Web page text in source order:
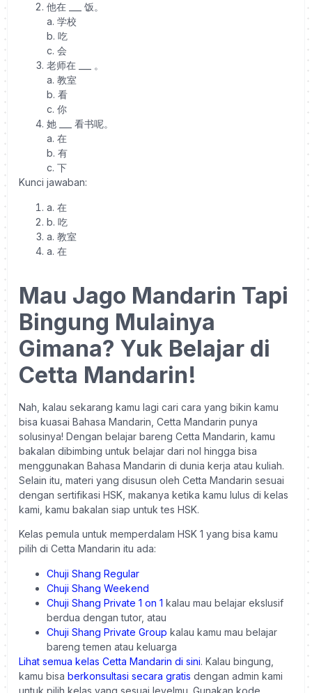
他在 ___ 饭。
a. 学校
b. 吃
c. 会
老师在 ___ 。
a. 教室
b. 看
c. 你
她 ___ 看书呢。
a. 在
b. 有
c. 下
Kunci jawaban:
a. 在
b. 吃
a. 教室
a. 在
Mau Jago Mandarin Tapi
Bingung Mulainya
Gimana? Yuk Belajar di
Cetta Mandarin!
Nah, kalau sekarang kamu lagi cari cara yang bikin kamu
bisa kuasai Bahasa Mandarin, Cetta Mandarin punya
solusinya! Dengan belajar bareng Cetta Mandarin, kamu
bakalan dibimbing untuk belajar dari nol hingga bisa
menggunakan Bahasa Mandarin di dunia kerja atau kuliah.
Selain itu, materi yang disusun oleh Cetta Mandarin sesuai
dengan sertifikasi HSK, makanya ketika kamu lulus di kelas
kami, kamu bakalan siap untuk tes HSK.
Kelas pemula untuk memperdalam HSK 1 yang bisa kamu
pilih di Cetta Mandarin itu ada:
Chuji Shang Regular
Chuji Shang Weekend
Chuji Shang Private 1 on 1 kalau mau belajar ekslusif
berdua dengan tutor, atau
Chuji Shang Private Group kalau kamu mau belajar
bareng temen atau keluarga
Lihat semua kelas Cetta Mandarin di sini. Kalau bingung,
kamu bisa berkonsultasi secara gratis dengan admin kami
untuk pilih kelas yang sesuai levelmu. Gunakan kode